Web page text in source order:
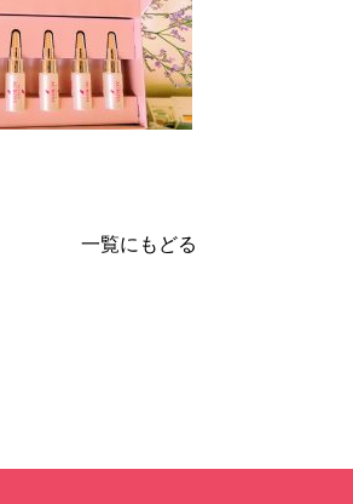
一覧にもどる